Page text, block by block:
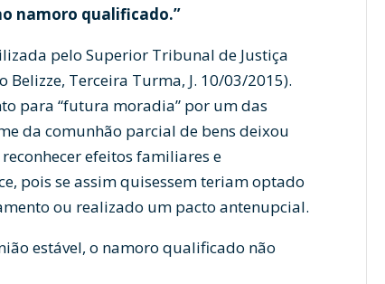
namoro qualificado.”
pelo Superior Tribunal de Justiça
Belizze, Terceira Turma, J. 10/03/2015).
para “futura moradia” por um das
da comunhão parcial de bens deixou
efeitos familiares e
pois se assim quisessem teriam optado
ou realizado um pacto antenupcial.
estável, o namoro qualificado não